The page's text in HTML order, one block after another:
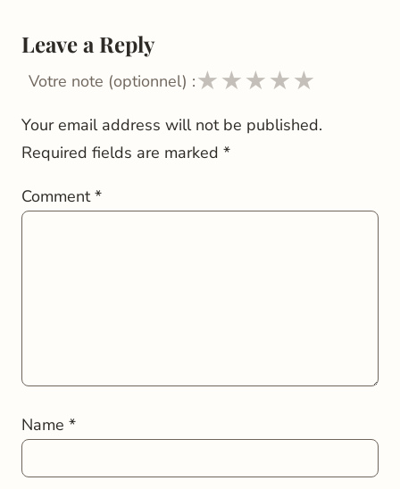
Leave a Reply
Votre note (optionnel) : ★
★
★
★
★
Your email address will not be published.
Required fields are marked *
Comment*
Name *